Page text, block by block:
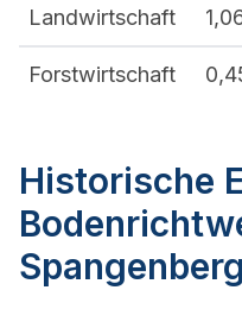
Landwirtschaft
Forstwirtschaft
Historische